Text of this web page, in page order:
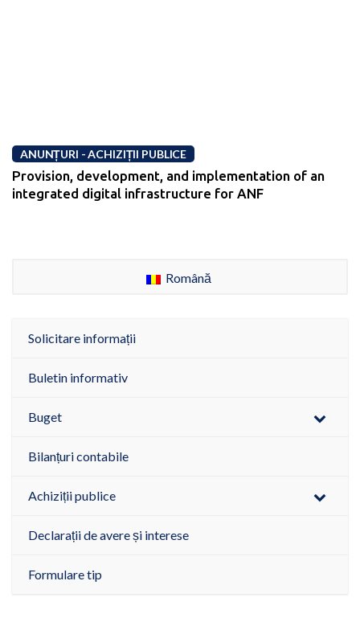
ANUNȚURI - ACHIZIȚII PUBLICE
Provision, development, and implementation of an
integrated digital infrastructure for ANF
Română
Solicitare informații
Buletin informativ
Buget
Bilanțuri contabile
Achiziții publice
Declarații de avere și interese
Formulare tip